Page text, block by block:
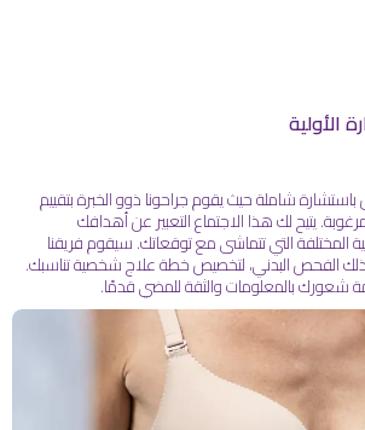
الأولية
باستشارة شاملة حيث يقوم جراحونا ذوو الخبرة بتقييم
يتيح لك هذا الاجتماع التعبير عن أهدافك
المختلفة التي تتماشى مع توقعاتك. سيقوم فريقنا
ذلك الفحص البدني، لتخصيص خطة علاج شخصية تناسبك.
بالمعلومات والثقة للمضي قدمًا.